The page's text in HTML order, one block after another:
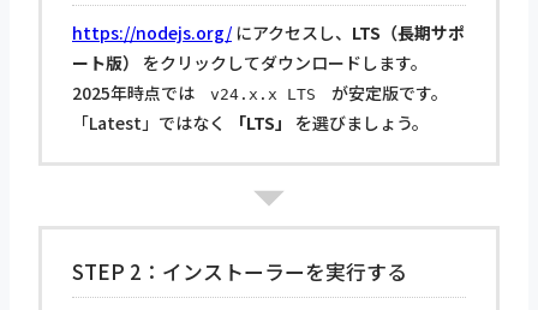
https://nodejs.org/ にアクセスし、 LTS（長期サポ
ート版）
をクリックしてダウンロードします。
2025年時点では
v24.x.x LTS
が安定版です。
「Latest」ではなく
「LTS」 を選びましょう。
STEP 2：インストーラーを実行する